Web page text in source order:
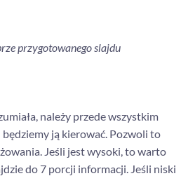
przygotowanego slajdu
należy przede wszystkim
ją kierować. Pozwoli to
Jeśli jest wysoki, to warto
do 7 porcji informacji. Jeśli niski